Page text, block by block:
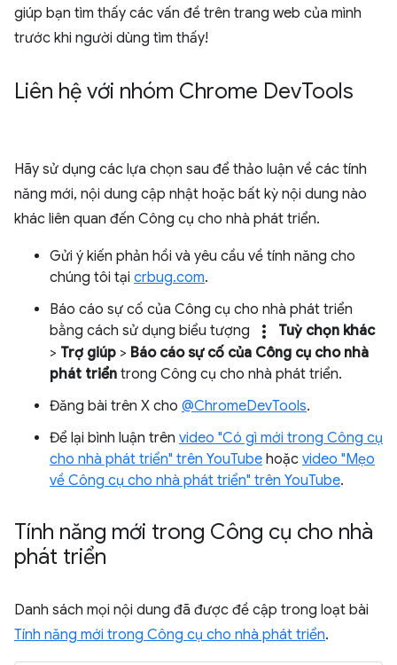
giúp bạn tìm thấy các vấn đề trên trang web của mình
trước khi người dùng tìm thấy!
Liên hệ với nhóm Chrome DevTools
Hãy sử dụng các lựa chọn sau để thảo luận về các tính
năng mới, nội dung cập nhật hoặc bất kỳ nội dung nào
khác liên quan đến Công cụ cho nhà phát triển.
Gửi ý kiến phản hồi và yêu cầu về tính năng cho
chúng tôi tại crbug.com.
Báo cáo sự cố của Công cụ cho nhà phát triển
bằng cách sử dụng biểu tượng
more_vert
Tuỳ chọn khác
> Trợ giúp > Báo cáo sự cố của Công cụ cho nhà
phát triển trong Công cụ cho nhà phát triển.
Đăng bài trên X cho @ChromeDevTools.
Để lại bình luận trên video "Có gì mới trong Công cụ
cho nhà phát triển" trên YouTube hoặc video "Mẹo
về Công cụ cho nhà phát triển" trên YouTube.
Tính năng mới trong Công cụ cho nhà
phát triển
Danh sách mọi nội dung đã được đề cập trong loạt bài
Tính năng mới trong Công cụ cho nhà phát triển.